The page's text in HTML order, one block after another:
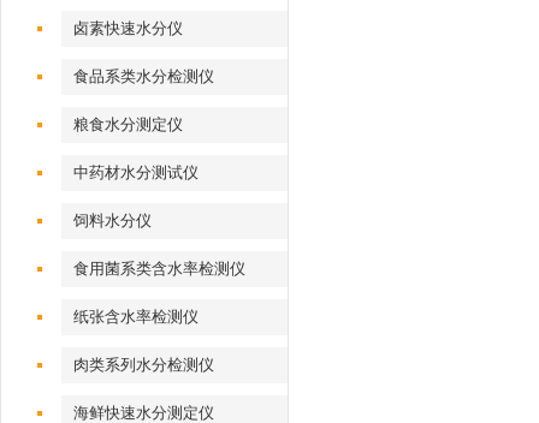
卤素快速水分仪
食品系类水分检测仪
粮食水分测定仪
中药材水分测试仪
饲料水分仪
食用菌系类含水率检测仪
纸张含水率检测仪
肉类系列水分检测仪
海鲜快速水分测定仪